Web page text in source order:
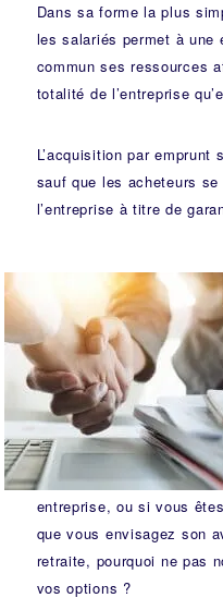
Dans sa forme la plus
les salariés permet à une
commun ses ressources
totalité de l’entreprise
L’acquisition par
sauf que les acheteurs
l’entreprise à titre de
entreprise, ou si vous
que vous envisagez son
retraite, pourquoi ne pas
vos options ?